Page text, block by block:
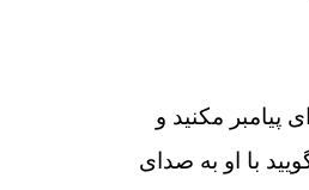
پيامبر مكنيد و
با او به صداى